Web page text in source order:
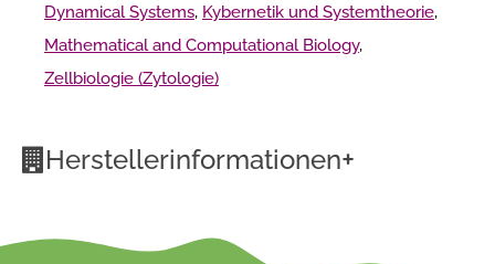
Dynamical Systems, Kybernetik und Systemtheorie,
Mathematical and Computational Biology,
Zellbiologie (Zytologie)
Herstellerinformationen+